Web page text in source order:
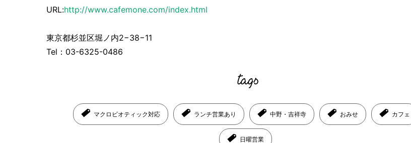
URL:http://www.cafemone.com/index.html
東京都杉並区堀ノ内2−38−11
Tel：03-6325-0486
マクロビオティック対応 ランチ営業あり 中野・吉祥寺 おみせ カフェ
日曜営業